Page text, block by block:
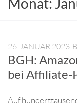
Monat:
26. JANUAR 2023
BGH:
bei Affiliate-
Auf